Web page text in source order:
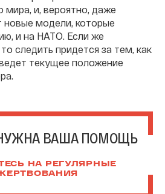
мира, и, вероятно, даже
новые модели, которые
и на НАТО. Если же
следить придется за тем, как
текущее положение
ВАША ПОМОЩЬ
НА РЕГУЛЯРНЫЕ